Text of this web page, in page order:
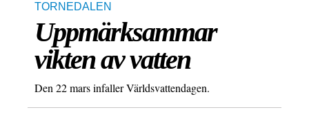
TORNEDALEN
Uppmärksammar
vikten av vatten
Den 22 mars infaller Världsvattendagen.